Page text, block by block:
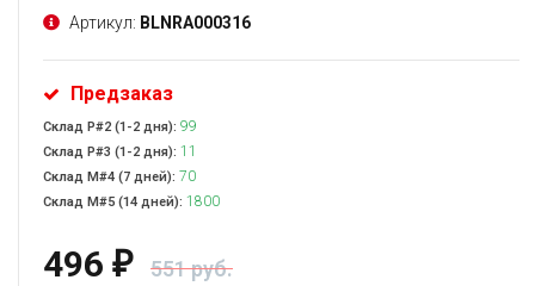
Артикул: BLNRA000316
Предзаказ
Склад Р#2 (1-2 дня): 99
Склад Р#3 (1-2 дня): 11
Склад М#4 (7 дней): 70
Склад М#5 (14 дней): 1800
496 ₽ 551 руб.